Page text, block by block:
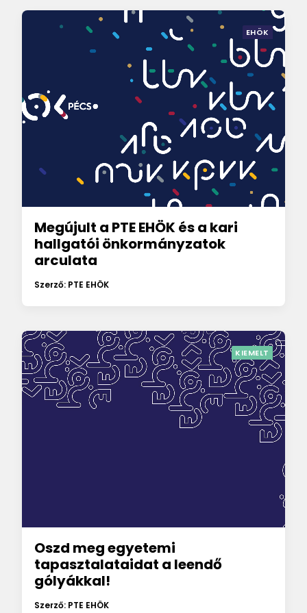
EHÖK
Megújult a PTE EHÖK és a kari
hallgatói önkormányzatok
arculata
Szerző: PTE EHÖK
KIEMELT
Oszd meg egyetemi
tapasztalataidat a leendő
gólyákkal!
Szerző: PTE EHÖK